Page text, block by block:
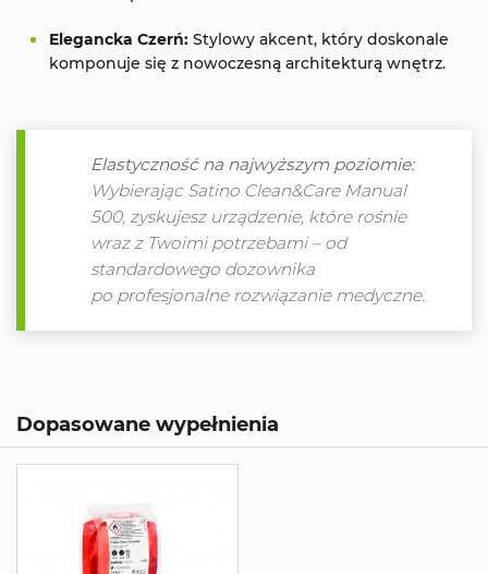
Elegancka Czerń: Stylowy akcent, który doskonale
komponuje się z nowoczesną architekturą wnętrz.
Elastyczność na najwyższym poziomie:
Wybierając Satino Clean&Care Manual
500, zyskujesz urządzenie, które rośnie
wraz z Twoimi potrzebami – od
standardowego dozownika
po profesjonalne rozwiązanie medyczne.
Dopasowane wypełnienia